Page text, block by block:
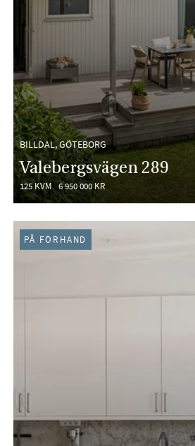
BILLDAL, GÖTEBORG
Valebergsvägen 289
125 KVM 6 950 000 KR
PÅ FÖRHAND